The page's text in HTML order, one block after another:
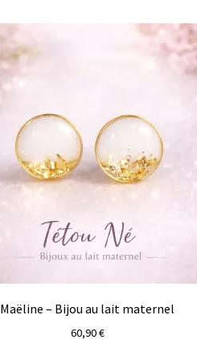
Maëline – Bijou au lait maternel
60,90€